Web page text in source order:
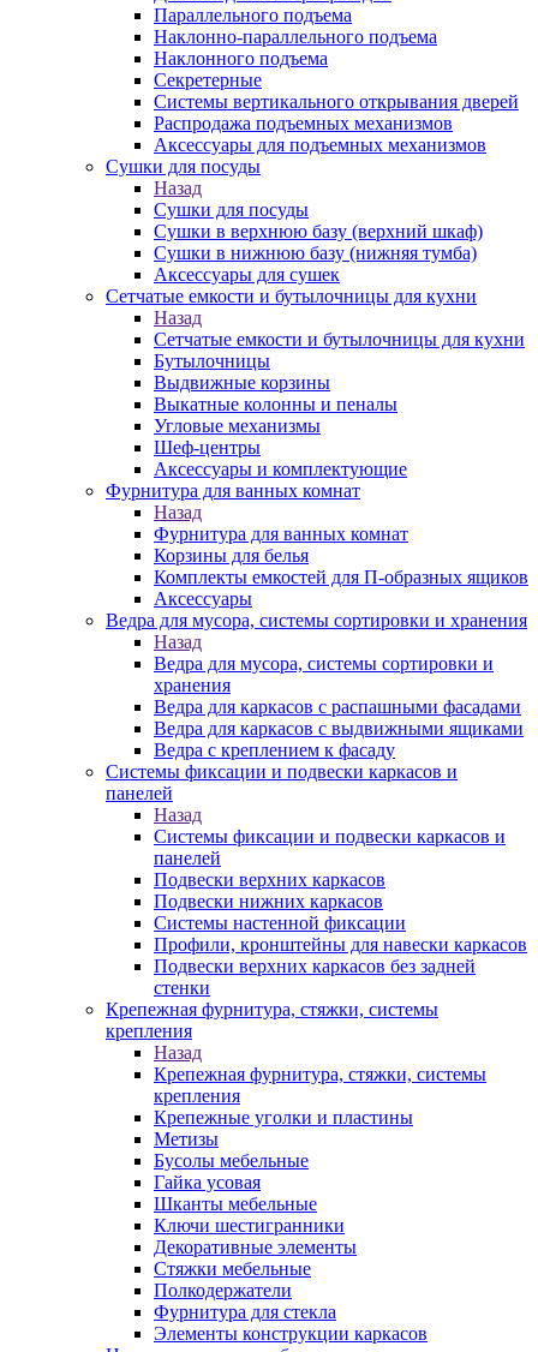
Параллельного подъема
Наклонно-параллельного подъема
Наклонного подъема
Секретерные
Системы вертикального открывания дверей
Распродажа подъемных механизмов
Аксессуары для подъемных механизмов
Сушки для посуды
Назад
Сушки для посуды
Сушки в верхнюю базу (верхний шкаф)
Сушки в нижнюю базу (нижняя тумба)
Аксессуары для сушек
Сетчатые емкости и бутылочницы для кухни
Назад
Сетчатые емкости и бутылочницы для кухни
Бутылочницы
Выдвижные корзины
Выкатные колонны и пеналы
Угловые механизмы
Шеф-центры
Аксессуары и комплектующие
Фурнитура для ванных комнат
Назад
Фурнитура для ванных комнат
Корзины для белья
Комплекты емкостей для П-образных ящиков
Аксессуары
Ведра для мусора, системы сортировки и хранения
Назад
Ведра для мусора, системы сортировки и
хранения
Ведра для каркасов с распашными фасадами
Ведра для каркасов с выдвижными ящиками
Ведра с креплением к фасаду
Системы фиксации и подвески каркасов и
панелей
Назад
Системы фиксации и подвески каркасов и
панелей
Подвески верхних каркасов
Подвески нижних каркасов
Системы настенной фиксации
Профили, кронштейны для навески каркасов
Подвески верхних каркасов без задней
стенки
Крепежная фурнитура, стяжки, системы
крепления
Назад
Крепежная фурнитура, стяжки, системы
крепления
Крепежные уголки и пластины
Метизы
Бусолы мебельные
Гайка усовая
Шканты мебельные
Ключи шестигранники
Декоративные элементы
Стяжки мебельные
Полкодержатели
Фурнитура для стекла
Элементы конструкции каркасов